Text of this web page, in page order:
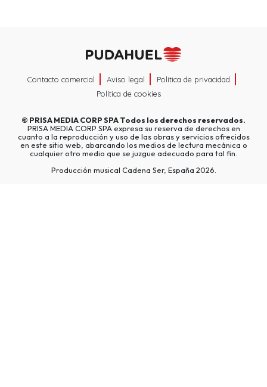
Contacto comercial Aviso legal
Política de privacidad
Política de cookies
© PRISA MEDIA CORP SPATodos los derechos reservados.
PRISA MEDIA CORP SPA expresa su reserva de derechos en
cuanto a la reproducción y uso de las obras y servicios ofrecidos
en este sitio web, abarcando los medios de lectura mecánica o
cualquier otro medio que se juzgue adecuado para tal fin.
Producción musical Cadena Ser, España 2026.